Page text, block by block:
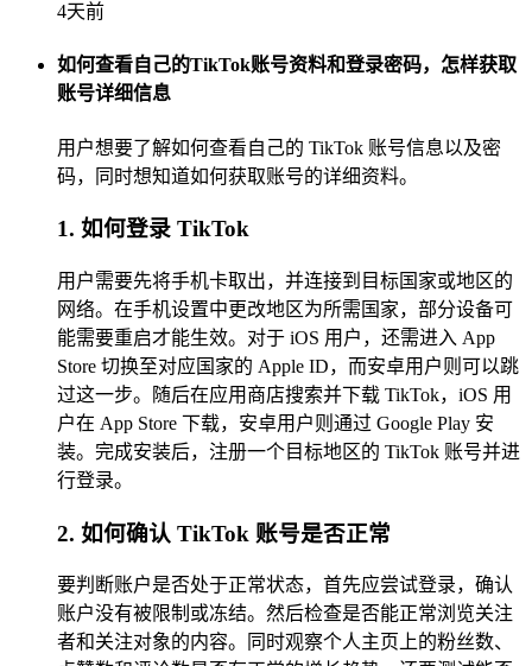
4天前
如何查看自己的TikTok账号资料和登录密码，怎样获取
账号详细信息
用户想要了解如何查看自己的 TikTok 账号信息以及密
码，同时想知道如何获取账号的详细资料。
1. 如何登录 TikTok
用户需要先将手机卡取出，并连接到目标国家或地区的
网络。在手机设置中更改地区为所需国家，部分设备可
能需要重启才能生效。对于 iOS 用户，还需进入 App
Store 切换至对应国家的 Apple ID，而安卓用户则可以跳
过这一步。随后在应用商店搜索并下载 TikTok，iOS 用
户在 App Store 下载，安卓用户则通过 Google Play 安
装。完成安装后，注册一个目标地区的 TikTok 账号并进
行登录。
2. 如何确认 TikTok 账号是否正常
要判断账户是否处于正常状态，首先应尝试登录，确认
账户没有被限制或冻结。然后检查是否能正常浏览关注
者和关注对象的内容。同时观察个人主页上的粉丝数、